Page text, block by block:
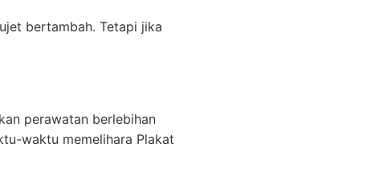
bertambah. Tetapi jika
perawatan berlebihan
waktu memelihara Plakat